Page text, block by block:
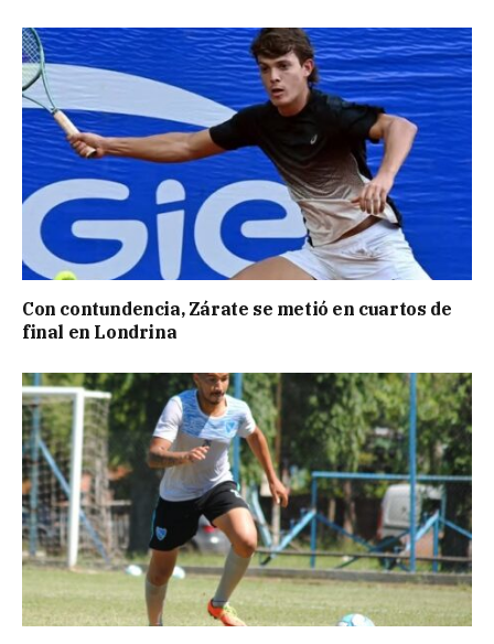
Con contundencia, Zárate se metió en cuartos de
final en Londrina